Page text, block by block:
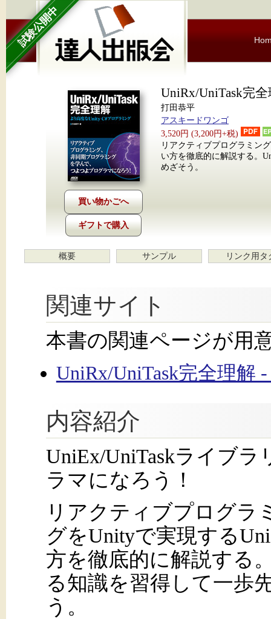
試験公開中
ギフトで購入
UniRx/UniTask完
打田恭平
アスキードワンゴ
3,520円 (3,200円+税)
リアクティブプログラミン
い方を徹底的に解説する。
めざそう。
概要 サンプル リンク用タ
関連サイト
本書の関連ページが用
UniRx/UniTask完全理解
内容紹介
UniEx/UniTaskライブ
ラマになろう！
リアクティブプログラ
グをUnityで実現する
方を徹底的に解説する
る知識を習得して一歩
う。